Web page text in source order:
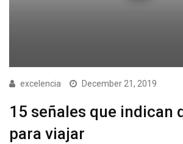
excelencia December 21, 2019
15 señales que indican
para viajar